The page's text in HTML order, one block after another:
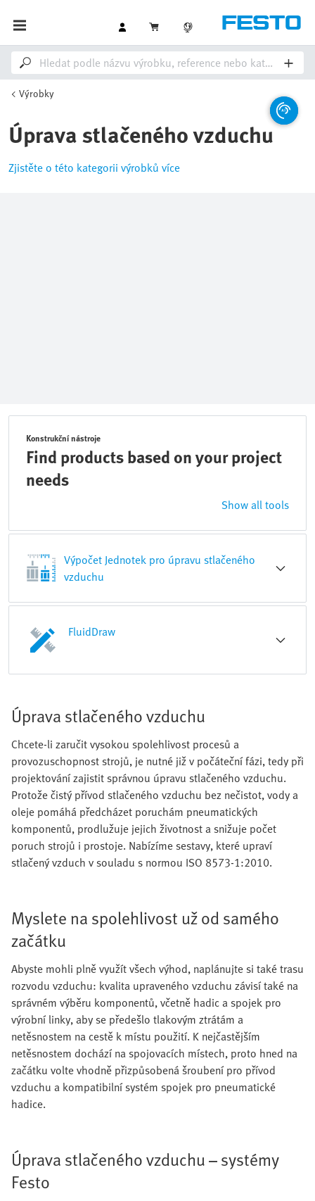
Výrobky
Úprava stlačeného vzduchu
Zjistěte o této kategorii výrobků více
Konstrukční nástroje
Find products based on your project
needs
Show all tools
Výpočet Jednotek pro úpravu stlačeného
vzduchu
FluidDraw
Úprava stlačeného vzduchu
Chcete-li zaručit vysokou spolehlivost procesů a
provozuschopnost strojů, je nutné již v počáteční fázi, tedy při
projektování zajistit správnou úpravu stlačeného vzduchu.
Protože čistý přívod stlačeného vzduchu bez nečistot, vody a
oleje pomáhá předcházet poruchám pneumatických
komponentů, prodlužuje jejich životnost a snižuje počet
poruch strojů i prostoje. Nabízíme sestavy, které upraví
stlačený vzduch v souladu s normou ISO 8573-1:2010.
Myslete na spolehlivost už od samého
začátku
Abyste mohli plně využít všech výhod, naplánujte si také trasu
rozvodu vzduchu: kvalita upraveného vzduchu závisí také na
správném výběru komponentů, včetně hadic a spojek pro
výrobní linky, aby se předešlo tlakovým ztrátám a
netěsnostem na cestě k místu použití. K nejčastějším
netěsnostem dochází na spojovacích místech, proto hned na
začátku volte vhodně přizpůsobená šroubení pro přívod
vzduchu a kompatibilní systém spojek pro pneumatické
hadice.
Úprava stlačeného vzduchu – systémy
Festo